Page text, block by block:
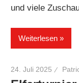
und viele
Weiterlesen
24. Juli 2025